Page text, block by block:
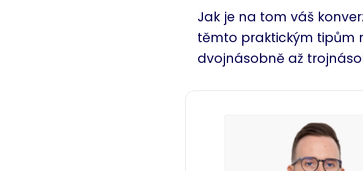
Jak je na tom váš
těmto praktickým tipům
dvojnásobně až